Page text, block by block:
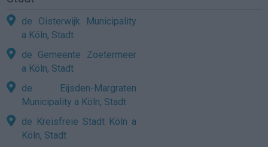
de Oisterwijk Municipality
a Köln, Stadt
de Gemeente Zoetermeer
a Köln, Stadt
de Eijsden-Margraten
Municipality a Köln, Stadt
de Kreisfreie Stadt Köln a
Köln, Stadt